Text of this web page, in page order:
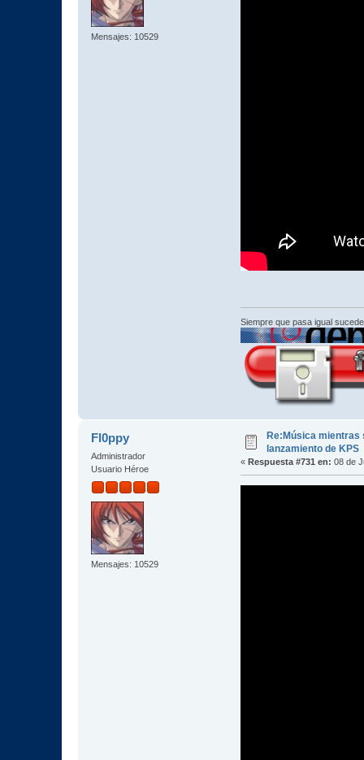
Mensajes: 10529
Siempre que pasa igual
Fl0ppy
Administrador
Usuario Héroe
Mensajes: 10529
Re:Música mientras
lanzamiento de KPS
« Respuesta #731 en: 08 de